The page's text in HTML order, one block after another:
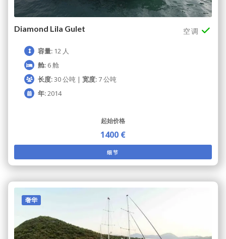
Diamond Lila Gulet 空调
容量: 12 人
舱: 6 舱
长度:30 公吨 | 宽度:7 公吨
年:2014
起始价格
1400 €
细节
奢华